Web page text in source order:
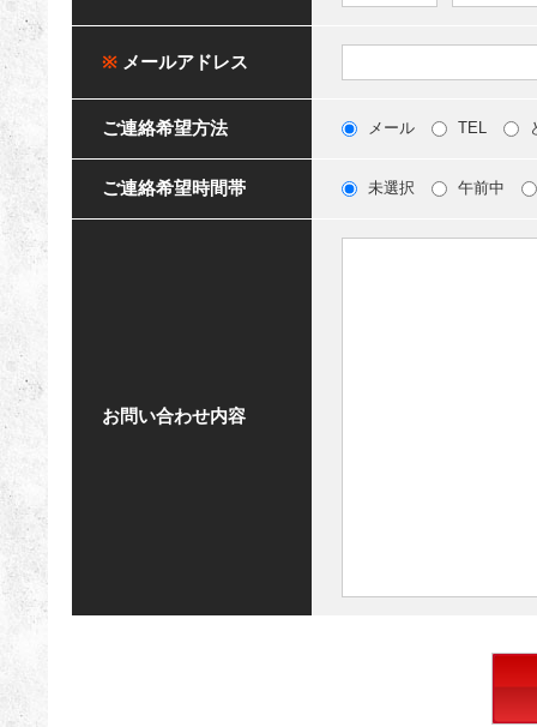
※ メールアドレス
ご連絡希望方法 メール TEL
ご連絡希望時間帯 未選択 午前中
お問い合わせ内容